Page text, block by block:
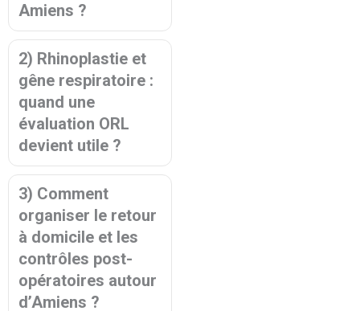
Amiens ?
2) Rhinoplastie et
gêne respiratoire :
quand une
évaluation ORL
devient utile ?
3) Comment
organiser le retour
à domicile et les
contrôles post-
opératoires autour
d’Amiens ?